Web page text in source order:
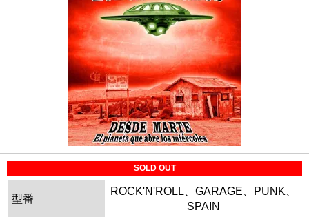
SOLD OUT
型番
ROCK'N'ROLL、GARAGE、PUNK、
SPAIN